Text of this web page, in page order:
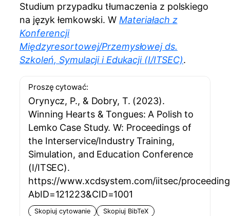
Studium przypadku tłumaczenia z polskiego
na język łemkowski. W Materiałach z
Konferencji
Międzyresortowej/Przemysłowej ds.
Szkoleń, Symulacji i Edukacji (I/ITSEC).
Proszę cytować:
Orynycz, P., & Dobry, T. (2023).
Winning Hearts & Tongues: A Polish to
Lemko Case Study. W: Proceedings of
the Interservice/Industry Training,
Simulation, and Education Conference
(I/ITSEC).
https://www.xcdsystem.com/iitsec/
AbID=121223&CID=1001
Skopiuj cytowanie Skopiuj BibTeX